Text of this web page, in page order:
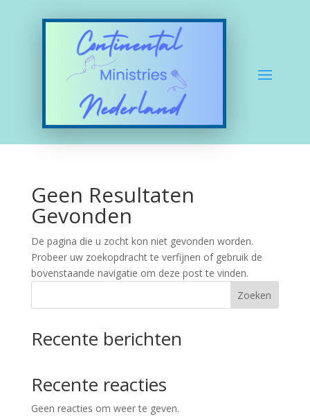
Geen Resultaten
Gevonden
De pagina die u zocht kon niet gevonden worden.
Probeer uw zoekopdracht te verfijnen of gebruik de
bovenstaande navigatie om deze post te vinden.
Zoeken
Recente berichten
Recente reacties
Geen reacties om weer te geven.